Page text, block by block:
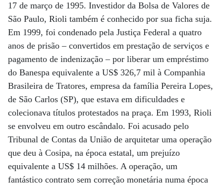
17 de março de 1995. Investidor da Bolsa de Valores de
São Paulo, Rioli também é conhecido por sua ficha suja.
Em 1999, foi condenado pela Justiça Federal a quatro
anos de prisão – convertidos em prestação de serviços e
pagamento de indenização – por liberar um empréstimo
do Banespa equivalente a US$ 326,7 mil à Companhia
Brasileira de Tratores, empresa da família Pereira Lopes,
de São Carlos (SP), que estava em dificuldades e
colecionava títulos protestados na praça. Em 1993, Rioli
se envolveu em outro escândalo. Foi acusado pelo
Tribunal de Contas da União de arquitetar uma operação
que deu à Cosipa, na época estatal, um prejuízo
equivalente a US$ 14 milhões. A operação, um
fantástico contrato sem correção monetária numa época